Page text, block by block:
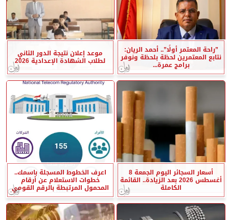
”راحة المعتمر أولًا”.. أحمد الريان:
نتابع المعتمرين لحظة بلحظة ونوفر
برامج عمرة...
موعد إعلان نتيجة الدور الثاني
لطلاب الشهادة الإعدادية 2026
أسعار السجائر اليوم الجمعة 8
أغسطس 2026 بعد الزيادة.. القائمة
الكاملة
اعرف الخطوط المسجلة باسمك..
خطوات الاستعلام عن أرقام
المحمول المرتبطة بالرقم القومي